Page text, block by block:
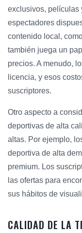
exclusivos, películas
espectadores
contenido local,
también juega un
precios. A menudo,
licencia, y esos
suscriptores.
Otro aspecto a
deportivas de alta
altas. Por ejemplo,
deportiva de alta
premium. Los
las ofertas para
sus hábitos de
CALIDAD DE LA